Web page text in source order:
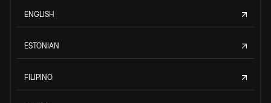
ENGLISH
ESTONIAN
FILIPINO